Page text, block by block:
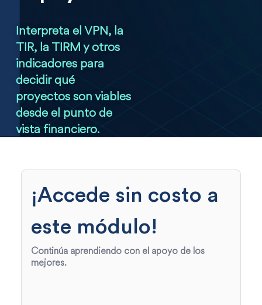
Interpreta el VPN, la
TIR, la TIRM y otros
indicadores para
decidir qué
proyectos son viables
desde el punto de
vista financiero.
¡Accede sin costo a
este módulo!
Continúa aprendiendo con el apoyo de los
mejores.